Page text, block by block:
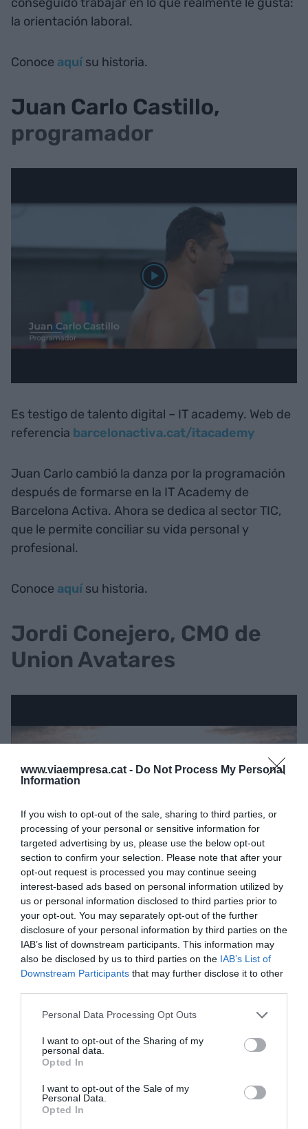
www.viaempresa.cat - Do Not Process My Personal
Information
If you wish to opt-out of the sale, sharing to third parties, or
processing of your personal or sensitive information for
targeted advertising by us, please use the below opt-out
section to confirm your selection. Please note that after your
opt-out request is processed you may continue seeing
interest-based ads based on personal information utilized by
us or personal information disclosed to third parties prior to
your opt-out. You may separately opt-out of the further
disclosure of your personal information by third parties on the
IAB’s list of downstream participants. This information may
also be disclosed by us to third parties on the IAB’s List of
Downstream Participants that may further disclose it to other
Personal Data Processing Opt Outs
I want to opt-out of the Sharing of my
personal data.
Opted In
I want to opt-out of the Sale of my
Personal Data.
Opted In
la orientación laboral.
Conoce aquísu historia.
Juan Carlo Castillo,
programador
Es testigo de talento digital – IT academy. Web de
referencia barcelonactiva.cat/itacademy​​​
Juan Carlo cambió la danza por la programación
después de formarse en la IT Academy de
Barcelona Activa. Ahora se dedica al sector TIC,
que le permite conciliar su vida personal y
profesional.
Conoce aquísu historia.
Jordi Conejero, CMO de
Union Avatares
Es testigo de Emprendeduría y Empresas. Web de
referenciabarcelonactiva.cat/emprenedoria
se ha hecho mayor en la Incubadora de Glòries.
Union Avatars es una startup que ofrece
soluciones de avatares personales para poder
Conoceaquísu historia.